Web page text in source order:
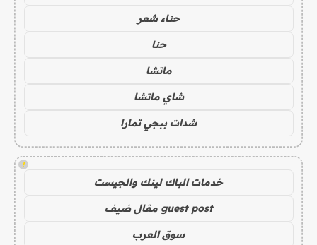
حناء شعر
حنا
ماتشا
شاي ماتشا
شدات ببجي تمارا
!
خدمات الباك لينك والجيست
guest post مقال ضيف
سوق العرب